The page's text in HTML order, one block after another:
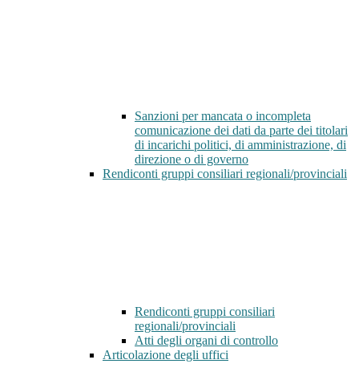
Sanzioni per mancata o incompleta
comunicazione dei dati da parte dei titolari
di incarichi politici, di amministrazione, di
direzione o di governo
Rendiconti gruppi consiliari regionali/provinciali
Rendiconti gruppi consiliari
regionali/provinciali
Atti degli organi di controllo
Articolazione degli uffici